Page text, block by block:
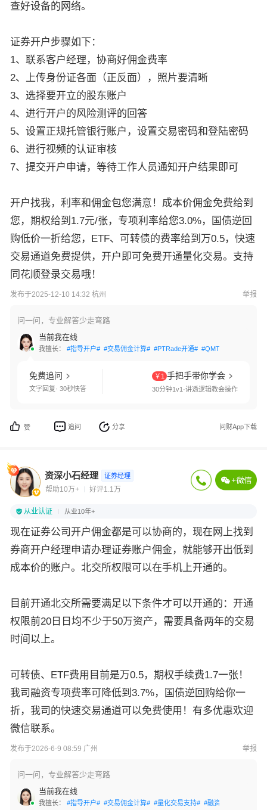
查好设备的网络。
证券开户步骤如下：
1、联系客户经理，协商好佣金费率
2、上传身份证各面（正反面），照片要清晰
3、选择要开立的股东账户
4、进行开户的风险测评的回答
5、设置正规托管银行账户，设置交易密码和登陆密码
6、进行视频的认证审核
7、提交开户申请，等待工作人员通知开户结果即可
开户找我，利率和佣金包您满意！成本价佣金免费给到
您，期权给到1.7元/张，专项利率给您3.0%，国债逆回
购低价一折给您，ETF、可转债的费率给到万0.5，快速
交易通道免费提供，开户即可免费开通量化交易。支持
同花顺登录交易哦！
发布于2025-12-10 14:32 杭州 举报
问一问，专业解答少走弯路
当前我在线
我擅长： #指导开户# #交易佣金计算# #PTRade开通# #QMT开通#
免费追问
文字回复· 30秒快答
￥1 手把手带你学会
30分钟1v1·讲透逻辑教会操作
赞 追问 分享 问财App下载
资深小石经理 证券经理
帮助10万+ 好评1.1万
从业认证 从业10年+
现在证券公司开户佣金都是可以协商的，现在网上找到
券商开户经理申请办理证券账户佣金，就能够开出低到
成本价的账户。北交所权限可以在手机上开通的。
目前开通北交所需要满足以下条件才可以开通的：开通
权限前20日日均不少于50万资产，需要具备两年的交易
时间以上。
可转债、ETF费用目前是万0.5，期权手续费1.7一张！
我司融资专项费率可降低到3.7%，国债逆回购给你一
折，我司的快速交易通道可以免费使用！有多优惠欢迎
微信联系。
发布于2026-6-9 08:59 广州 举报
问一问，专业解答少走弯路
当前我在线
我擅长： #指导开户# #交易佣金计算# #量化交易支持# #融资融券办理#